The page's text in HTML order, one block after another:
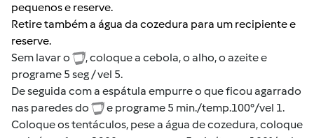
pequenos e reserve.
Retire também a água da cozedura para um recipiente e
reserve.
Sem lavar o
, coloque a cebola, o alho, o azeite e
programe 5 seg / vel 5.
De seguida com a espátula empurre o que ficou agarrado
nas paredes do
e programe 5 min./temp.100°/vel 1.
Coloque os tentáculos, pese a água de cozedura, coloque